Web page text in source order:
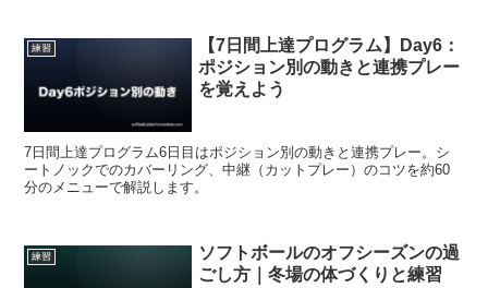
練習
【7日間上達プログラム】Day6：
ポジション別の動きと連携プレー
を覚えよう
7日間上達プログラム6日目はポジション別の動きと連携プレー。シ
ートノックでのカバーリング、中継（カットプレー）のコツを約60
分のメニューで解説します。
練習
ソフトボールのオフシーズンの過
ごし方｜冬場の体づくりと練習